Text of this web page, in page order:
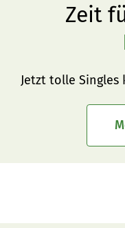
Zeit
Jetzt tolle